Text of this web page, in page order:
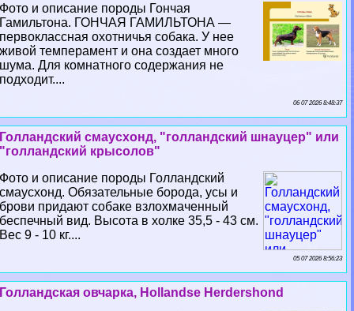
Фото и описание породы Гончая
Гамильтона. ГОНЧАЯ ГАМИЛЬТОНА —
первоклассная охотничья собака. У нее
живой темперамент и она создает много
шума. Для комнатного содержания не
подходит....
06 07 2026 8:48:37
Голландский смаусхонд, "голландский шнауцер" или
"голландский крысолов"
Фото и описание породы Голландский
смаусхонд. Обязательные борода, усы и
брови придают собаке взлохмаченный
беспечный вид. Высота в холке 35,5 - 43 см.
Вес 9 - 10 кг....
05 07 2026 8:56:23
Голландская овчарка, Hollandse Herdershond